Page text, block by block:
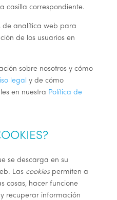
casilla correspondiente.
de analítica web para
de los usuarios en
sobre nosotros y cómo
legal y de cómo
en nuestra Política de
se descarga en su
Las cookies permiten a
cosas, hacer funcione
recuperar información